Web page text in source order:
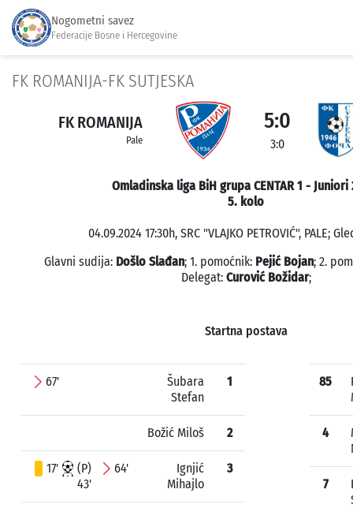
Nogometni savez
Federacije Bosne i Hercegovine
FK ROMANIJA-FK SUTJESKA
FK ROMANIJA
Pale
5:0
3:0
Omladinska liga BiH grupa CENTAR 1 - Juniori
5. kolo
04.09.2024 17:30h, SRC "VLAJKO PETROVIĆ", PALE;
Glavni sudija: Došlo Slađan; 1. pomoćnik: Pejić Bojan; 2.
Delegat: Curović Božidar;
Startna postava
67'
Šubara
Stefan
1
Božić Miloš 2
17'
(P)
43'
64'
Ignjić
Mihajlo
3
85
4
7